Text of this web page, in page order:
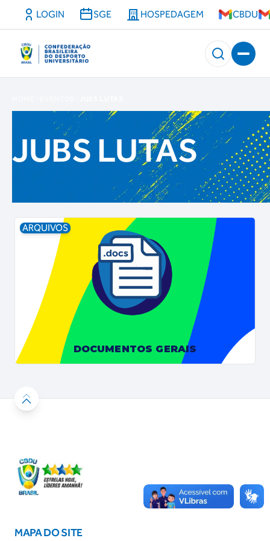
LOGIN SGE HOSPEDAGEM CBDU
JUBS LUTAS
ARQUIVOS
DOCUMENTOS GERAIS
MAPA DO SITE